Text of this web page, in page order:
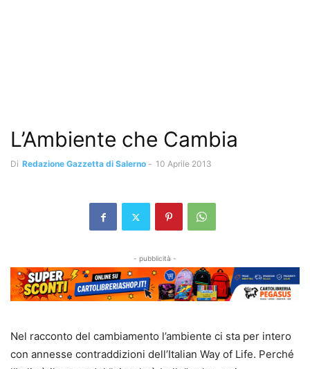
L’Ambiente che Cambia
Di Redazione Gazzetta di Salerno - 10 Aprile 2013
- pubblicità -
Nel racconto del cambiamento l’ambiente ci sta per intero
con annesse contraddizioni dell’Italian Way of Life. Perché